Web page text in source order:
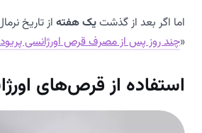
اما اگر بعد از گذشتیک هفته از تاریخ
«چند روز پس از مصرف قرص اورژانسی
استفاده از قرص‌های